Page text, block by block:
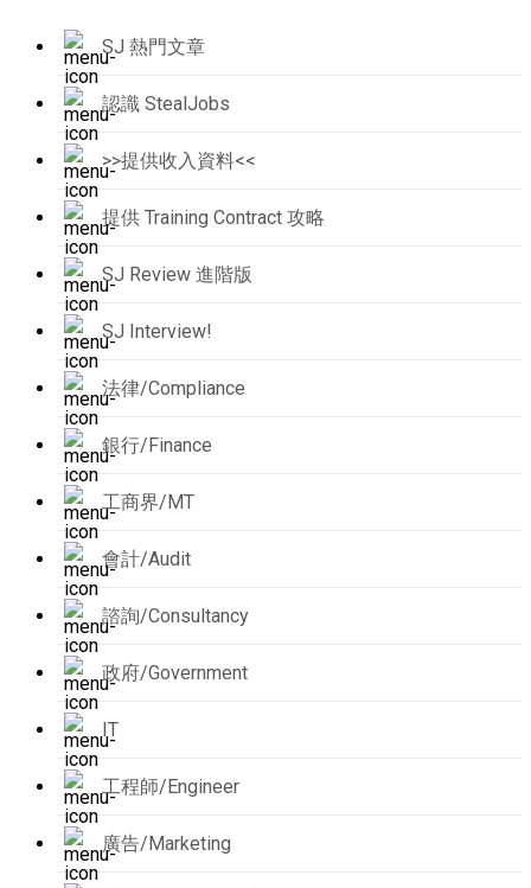
SJ 熱門文章
認識 StealJobs
>>提供收入資料<<
提供 Training Contract 攻略
SJ Review 進階版
SJ Interview!
法律/Compliance
銀行/Finance
工商界/MT
會計/Audit
諮詢/Consultancy
政府/Government
IT
工程師/Engineer
廣告/Marketing